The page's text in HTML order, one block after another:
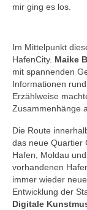
mir ging es los.
Im Mittelpunkt
HafenCity. Maike
mit spannenden
Informationen
Erzählweise
Zusammenhänge
Die Route
das neue Quartier
Hafen, Moldau
vorhandenen
immer wieder
Entwicklung der
Digitale